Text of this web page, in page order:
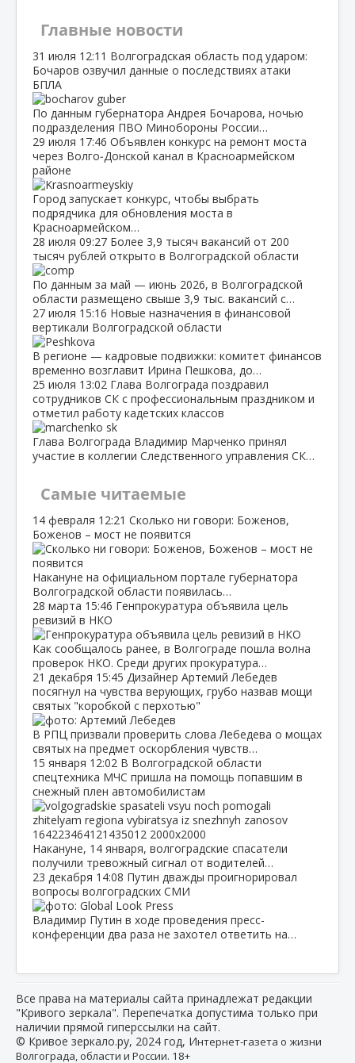
Главные новости
31 июля 12:11 Волгоградская область под ударом:
Бочаров озвучил данные о последствиях атаки
БПЛА
По данным губернатора Андрея Бочарова, ночью
подразделения ПВО Минобороны России…
29 июля 17:46 Объявлен конкурс на ремонт моста
через Волго‑Донской канал в Красноармейском
районе
Город запускает конкурс, чтобы выбрать
подрядчика для обновления моста в
Красноармейском…
28 июля 09:27 Более 3,9 тысяч вакансий от 200
тысяч рублей открыто в Волгоградской области
По данным за май — июнь 2026, в Волгоградской
области размещено свыше 3,9 тыс. вакансий с…
27 июля 15:16 Новые назначения в финансовой
вертикали Волгоградской области
В регионе — кадровые подвижки: комитет финансов
временно возглавит Ирина Пешкова, до…
25 июля 13:02 Глава Волгограда поздравил
сотрудников СК с профессиональным праздником и
отметил работу кадетских классов
Глава Волгограда Владимир Марченко принял
участие в коллегии Следственного управления СК…
Самые читаемые
14 февраля 12:21 Сколько ни говори: Боженов,
Боженов – мост не появится
Накануне на официальном портале губернатора
Волгоградской области появилась…
28 марта 15:46 Генпрокуратура объявила цель
ревизий в НКО
Как сообщалось ранее, в Волгограде пошла волна
проверок НКО. Среди других прокуратура…
21 декабря 15:45 Дизайнер Артемий Лебедев
посягнул на чувства верующих, грубо назвав мощи
святых "коробкой с перхотью"
В РПЦ призвали проверить слова Лебедева о мощах
святых на предмет оскорбления чувств…
15 января 12:02 В Волгоградской области
спецтехника МЧС пришла на помощь попавшим в
снежный плен автомобилистам
Накануне, 14 января, волгоградские спасатели
получили тревожный сигнал от водителей…
23 декабря 14:08 Путин дважды проигнорировал
вопросы волгоградских СМИ
Владимир Путин в ходе проведения пресс-
конференции два раза не захотел ответить на…
Все права на материалы сайта принадлежат редакции
"Кривого зеркала". Перепечатка допустима только при
наличии прямой гиперссылки на сайт.
© Кривое зеркало.ру, 2024 год, Интернет-газета о жизни
Волгограда, области и России. 18+